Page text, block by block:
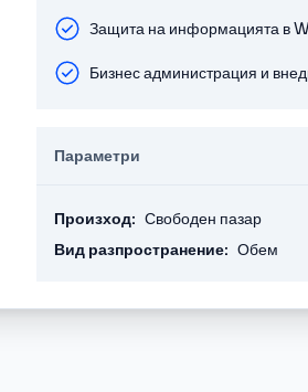
Защита на информацията в
Бизнес администрация и
Параметри
Произход: Свободен пазар
Вид разпространение: Обем